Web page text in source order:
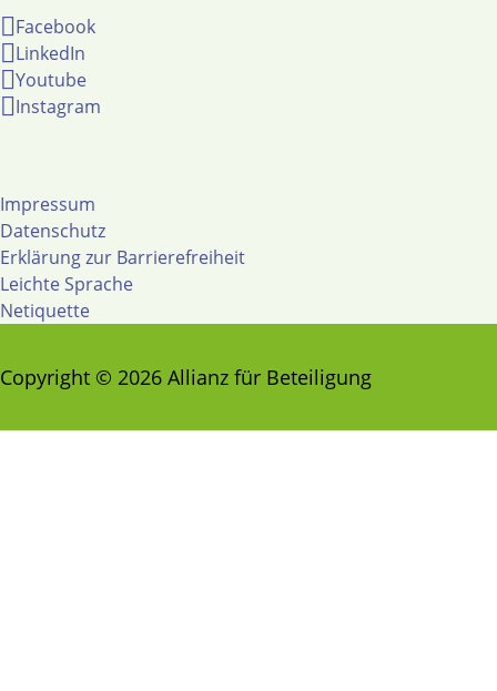
Facebook
LinkedIn
Youtube
Instagram
Impressum
Datenschutz
Erklärung zur Barrierefreiheit
Leichte Sprache
Netiquette
Copyright © 2026 Allianz für Beteiligung